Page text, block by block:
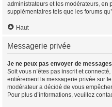
administrateurs et les modérateurs, en
supplémentaires tels que les forums
Haut
Messagerie privée
Je ne peux pas envoyer de
Soit vous n’êtes pas inscrit et
entièrement la messagerie privée sur
modérateur a décidé de vous
Pour plus d’informations, veuillez